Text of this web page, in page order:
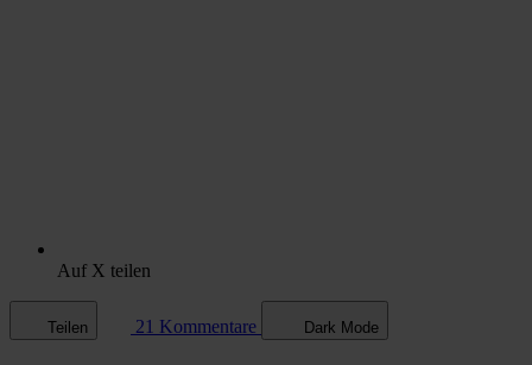
Auf X teilen
Teilen 21 Kommentare Dark Mode